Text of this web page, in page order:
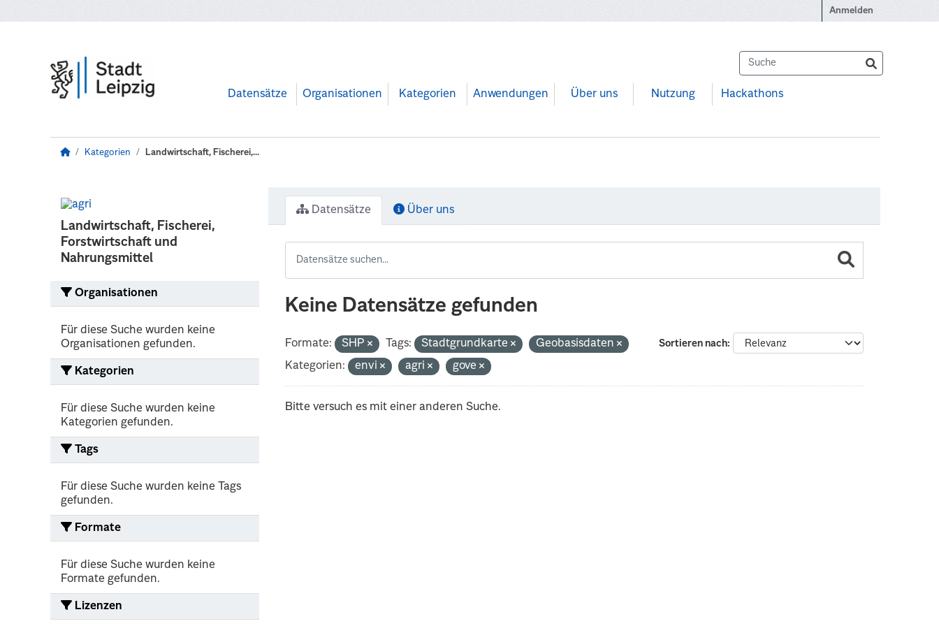
Anmelden
Datensätze Organisationen Kategorien Anwendungen Über uns Nutzung Hackathons
Kategorien Landwirtschaft, Fischerei,...
Landwirtschaft, Fischerei,
Forstwirtschaft und
Nahrungsmittel
Organisationen
Für diese Suche wurden keine
Organisationen gefunden.
Kategorien
Für diese Suche wurden keine
Kategorien gefunden.
Tags
Für diese Suche wurden keine Tags
gefunden.
Formate
Für diese Suche wurden keine
Formate gefunden.
Lizenzen
Datensätze Über uns
Keine Datensätze gefunden
Sortieren nach
Formate: SHP Tags: Stadtgrundkarte
Geobasisdaten
Kategorien:
envi agri gove
Bitte versuch es mit einer anderen Suche.